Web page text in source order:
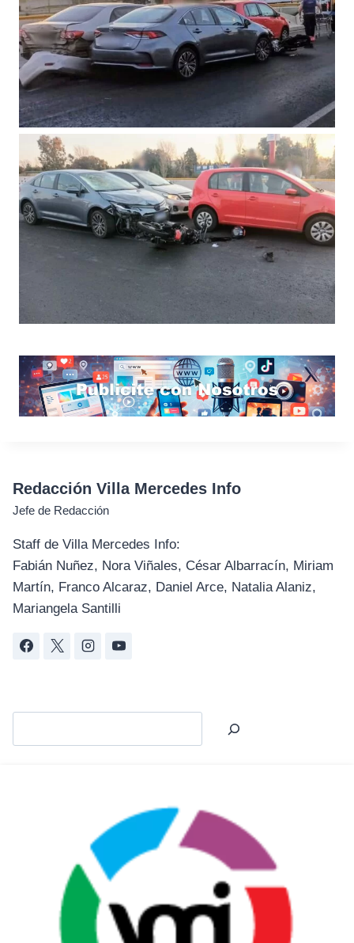
Redacción Villa Mercedes Info
Jefe de Redacción
Staff de Villa Mercedes Info:
Fabián Nuñez, Nora Viñales, César Albarracín, Miriam
Martín, Franco Alcaraz, Daniel Arce, Natalia Alaniz,
Mariangela Santilli